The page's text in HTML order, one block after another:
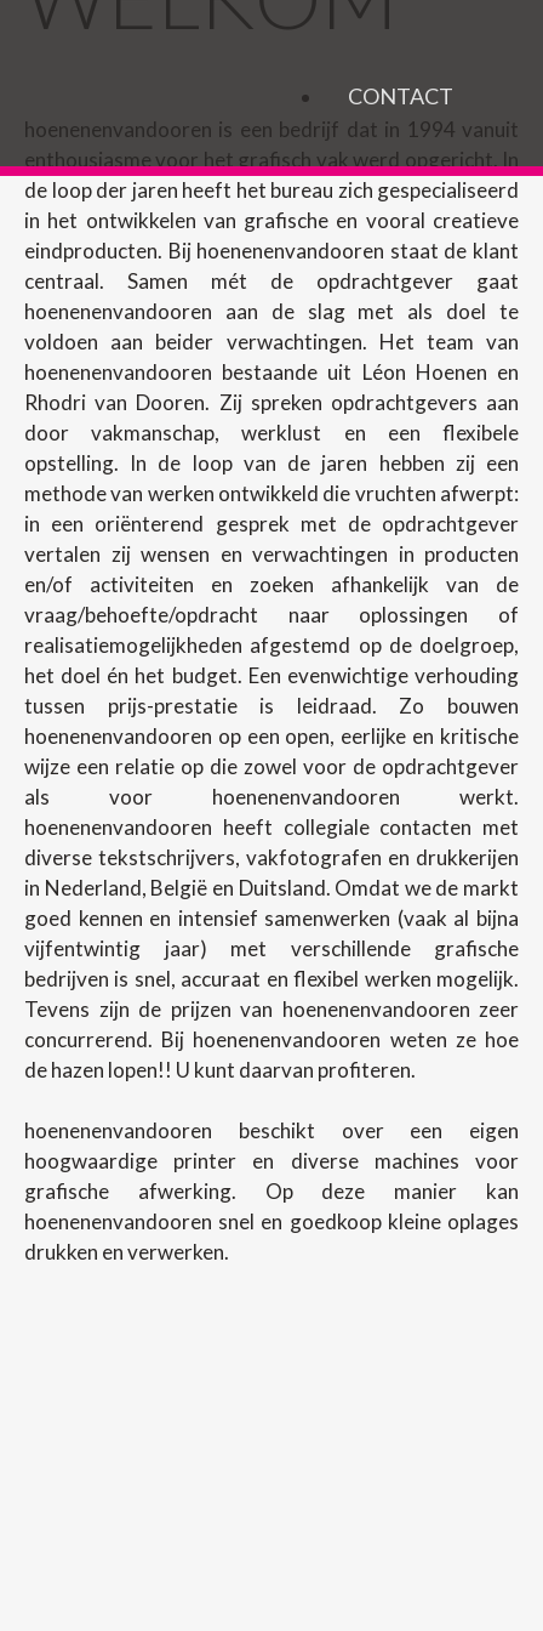
CONTACT
hoenenenvandooren is een bedrijf dat in 1994 vanuit
enthousiasme voor het grafisch vak werd opgericht. In
de loop der jaren heeft het bureau zich gespecialiseerd
in het ontwikkelen van grafische en vooral creatieve
eindproducten. Bij hoenenenvandooren staat de klant
centraal. Samen mét de opdrachtgever gaat
hoenenenvandooren aan de slag met als doel te
voldoen aan beider verwachtingen. Het team van
hoenenenvandooren bestaande uit Léon Hoenen en
Rhodri van Dooren. Zij spreken opdrachtgevers aan
door vakmanschap, werklust en een flexibele
opstelling. In de loop van de jaren hebben zij een
methode van werken ontwikkeld die vruchten afwerpt:
in een oriënterend gesprek met de opdrachtgever
vertalen zij wensen en verwachtingen in producten
en/of activiteiten en zoeken afhankelijk van de
vraag/behoefte/opdracht naar oplossingen of
realisatiemogelijkheden afgestemd op de doelgroep,
het doel én het budget. Een evenwichtige verhouding
tussen prijs-prestatie is leidraad. Zo bouwen
hoenenenvandooren op een open, eerlijke en kritische
wijze een relatie op die zowel voor de opdrachtgever
als voor hoenenenvandooren werkt.
hoenenenvandooren heeft collegiale contacten met
diverse tekstschrijvers, vakfotografen en drukkerijen
in Nederland, België en Duitsland. Omdat we de markt
goed kennen en intensief samenwerken (vaak al bijna
vijfentwintig jaar) met verschillende grafische
bedrijven is snel, accuraat en flexibel werken mogelijk.
Tevens zijn de prijzen van hoenenenvandooren zeer
concurrerend. Bij hoenenenvandooren weten ze hoe
de hazen lopen!! U kunt daarvan profiteren.
hoenenenvandooren beschikt over een eigen
hoogwaardige printer en diverse machines voor
grafische afwerking. Op deze manier kan
hoenenenvandooren snel en goedkoop kleine oplages
drukken en verwerken.